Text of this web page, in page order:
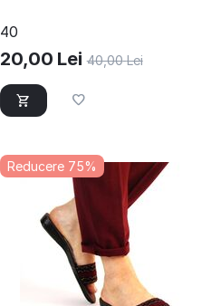
40
20,00 Lei 40,00 Lei
Reducere 75%